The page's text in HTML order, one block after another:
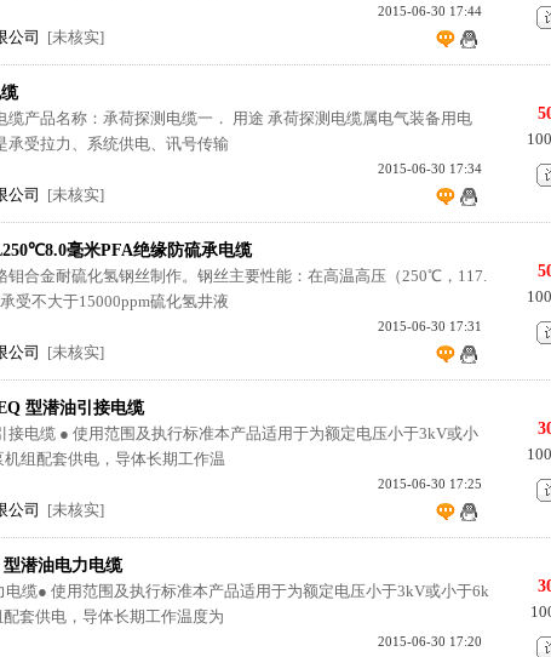
2015-06-30 17:44
公司
[未核实]
缆产品名称：承荷探测电缆一． 用途 承荷探测电缆属电气装备用电
承受拉力、系统供电、讯号传输
2015-06-30 17:34
公司
[未核实]
毫米PFA绝缘防硫承电缆
钼合金耐硫化氢钢丝制作。钢丝主要性能：在高温高压（250℃，117.
受不大于15000ppm硫化氢井液
2015-06-30 17:31
公司
[未核实]
型潜油引接电缆
接电缆 ● 使用范围及执行标准本产品适用于为额定电压小于3kV或小
组配套供电，导体长期工作温
2015-06-30 17:25
公司
[未核实]
潜油电力电缆
电缆● 使用范围及执行标准本产品适用于为额定电压小于3kV或小于6k
套供电，导体长期工作温度为
2015-06-30 17:20